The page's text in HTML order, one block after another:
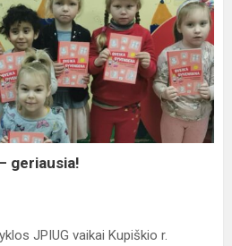
geriausia!
JPIUG vaikai Kupiškio r.